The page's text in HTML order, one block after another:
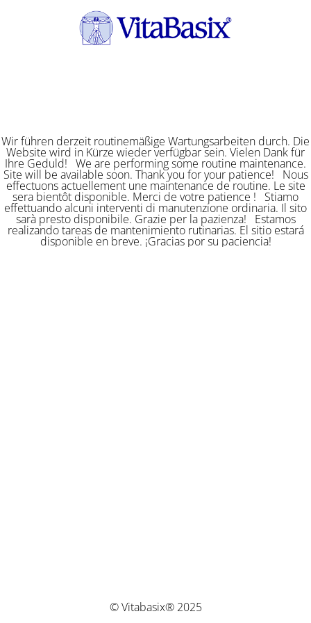
Wir führen derzeit routinemäßige Wartungsarbeiten durch. Die
Website wird in Kürze wieder verfügbar sein. Vielen Dank für
Ihre Geduld! We are performing some routine maintenance.
Site will be available soon. Thank you for your patience! Nous
effectuons actuellement une maintenance de routine. Le site
sera bientôt disponible. Merci de votre patience ! Stiamo
effettuando alcuni interventi di manutenzione ordinaria. Il sito
sarà presto disponibile. Grazie per la pazienza! Estamos
realizando tareas de mantenimiento rutinarias. El sitio estará
disponible en breve. ¡Gracias por su paciencia!
© Vitabasix® 2025